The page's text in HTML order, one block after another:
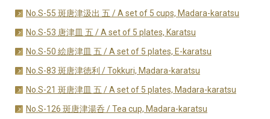
No.S-55 斑唐津汲出 五 / A set of 5 cups, Madara-karatsu
No.S-53 唐津皿 五 / A set of 5 plates, Karatsu
No.S-50 絵唐津皿 五 / A set of 5 plates, E-karatsu
No.S-83 斑唐津徳利 / Tokkuri, Madara-karatsu
No.S-21 斑唐津皿 五 / A set of 5 plates, Madara-karatsu
No.S-126 斑唐津湯呑 / Tea cup, Madara-karatsu